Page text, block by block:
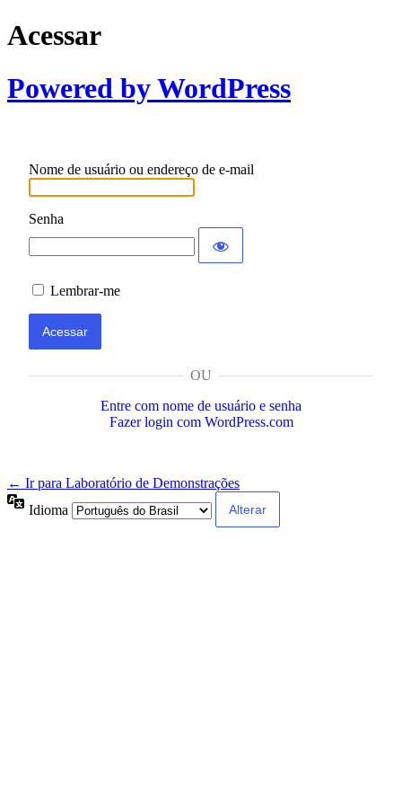
Acessar
Powered by WordPress
Nome de usuário ou endereço de e-mail
Senha
Lembrar-me
OU
Entre com nome de usuário e senha
Fazer login com WordPress.com
← Ir para Laboratório de Demonstrações
Idioma